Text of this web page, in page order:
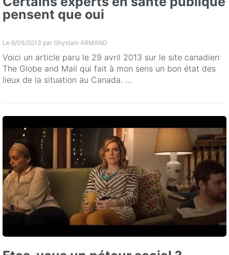
pensent que oui
Le 6/05/2013 par Ghyslain ARMAND
Voici un article paru le 29 avril 2013 sur le site canadien
The Globe and Mail qui fait à mon sens un bon état des
lieux de la situation au Canada. …